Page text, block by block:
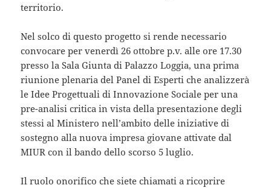
territorio.
Nel solco di questo progetto si rende necessario
convocare per venerdì 26 ottobre p.v. alle ore 17.30
presso la Sala Giunta di Palazzo Loggia, una prima
riunione plenaria del Panel di Esperti che analizzerà
le Idee Progettuali di Innovazione Sociale per una
pre-analisi critica in vista della presentazione degli
stessi al Ministero nell’ambito delle iniziative di
sostegno alla nuova impresa giovane attivate dal
MIUR con il bando dello scorso 5 luglio.
Il ruolo onorifico che siete chiamati a ricoprire